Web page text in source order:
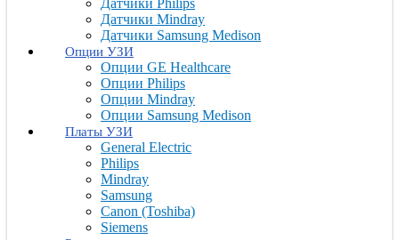
Датчики Mindray
Датчики Samsung Medison
Опции УЗИ
Опции GE Healthcare
Опции Philips
Опции Mindray
Опции Samsung Medison
Платы УЗИ
General Electric
Philips
Mindray
Samsung
Canon (Toshiba)
Siemens